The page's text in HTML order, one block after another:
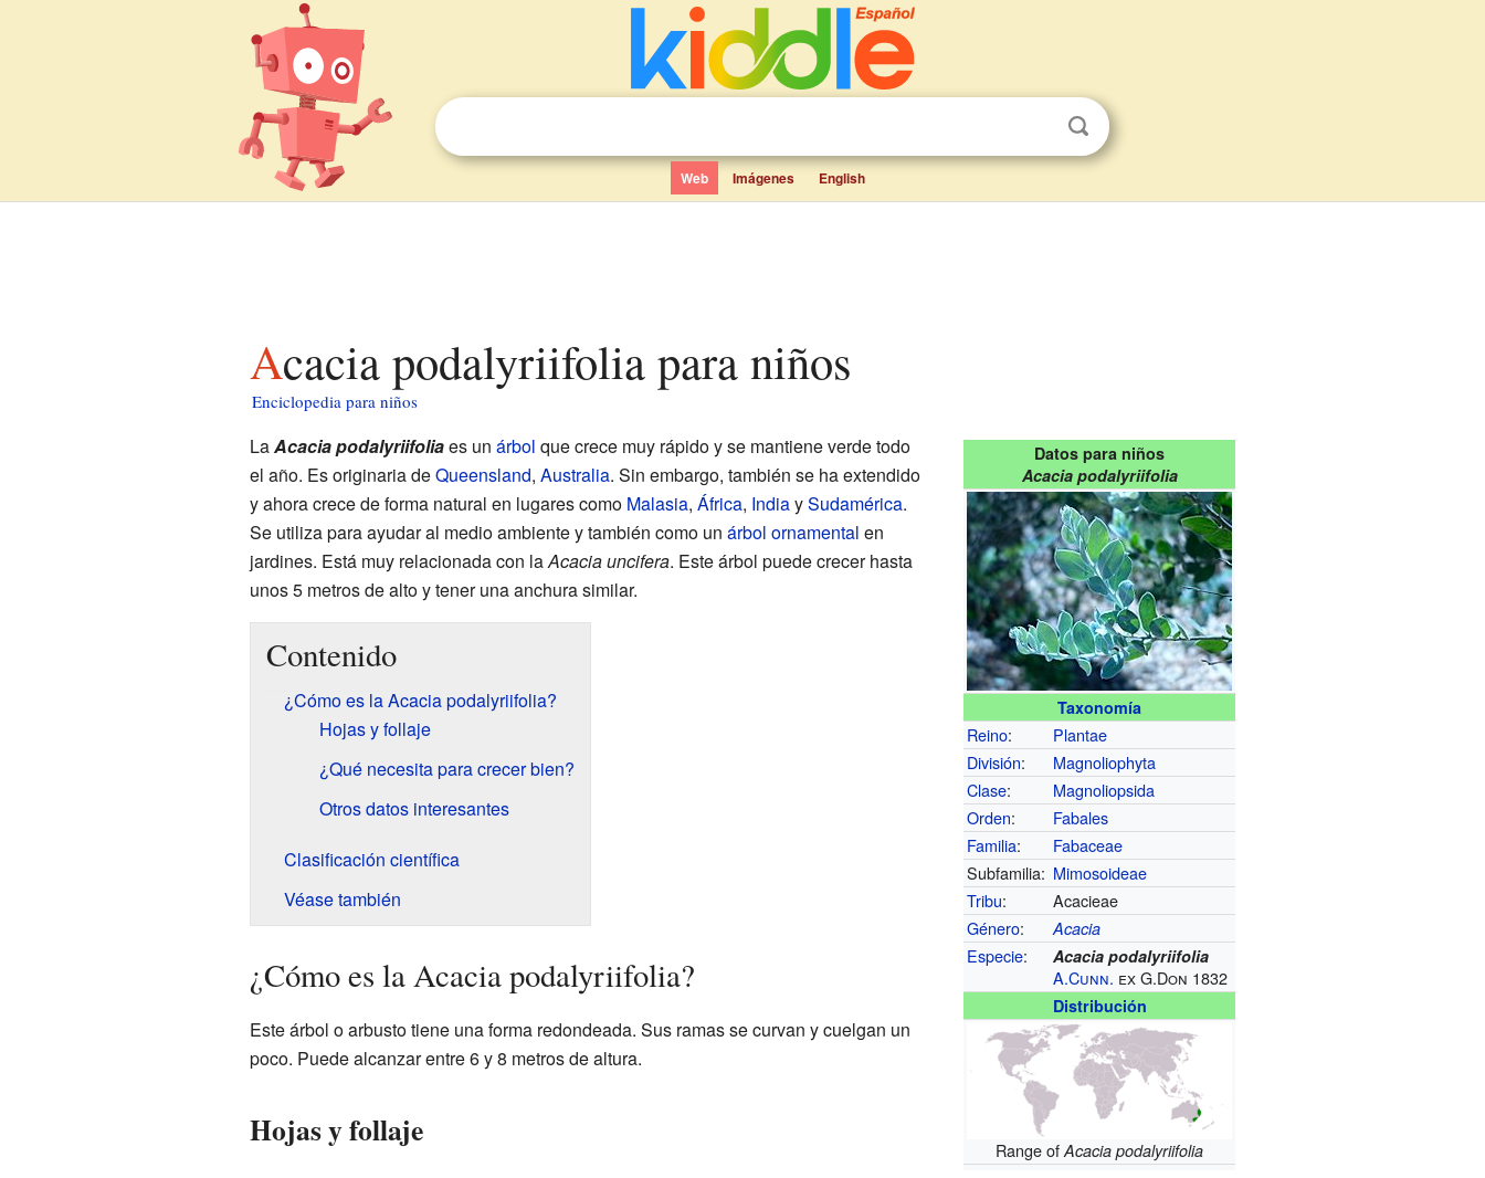
Web Imágenes English
Acacia podalyriifolia para niños
Enciclopedia para niños
Datos para niños
Acacia podalyriifolia
Taxonomía
Reino:
Plantae
División:
Magnoliophyta
Clase:
Magnoliopsida
Orden:
Fabales
Familia:
Fabaceae
Subfamilia: Mimosoideae
Tribu:
Acacieae
Género: Acacia
Especie: Acacia podalyriifolia
A.Cunn. ex G.Don 1832
Distribución
Range ofAcacia podalyriifolia
LaAcacia podalyriifoliaes un árbol que crece muy rápido y se mantiene verde todo
el año. Es originaria deQueensland, Australia. Sin embargo, también se ha extendido
y ahora crece de forma natural en lugares como Malasia, África, IndiaySudamérica.
Se utiliza para ayudar al medio ambiente y también como un árbol ornamental en
jardines. Está muy relacionada con laAcacia uncifera. Este árbol puede crecer hasta
unos 5 metros de alto y tener una anchura similar.
Contenido
¿Cómo es la Acacia podalyriifolia?
Hojas y follaje
¿Qué necesita para crecer bien?
Otros datos interesantes
Clasificación científica
Véase también
¿Cómo es la Acacia podalyriifolia?
Este árbol o arbusto tiene una forma redondeada. Sus ramas se curvan y cuelgan un
poco. Puede alcanzar entre 6 y 8 metros de altura.
Hojas y follaje